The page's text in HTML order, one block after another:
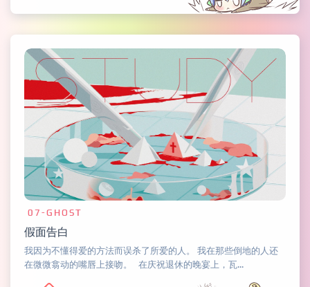
07-GHOST
假面告白
我因为不懂得爱的方法而误杀了所爱的人。 我在那些倒地的人还
在微微翕动的嘴唇上接吻。 在庆祝退休的晚宴上，瓦...